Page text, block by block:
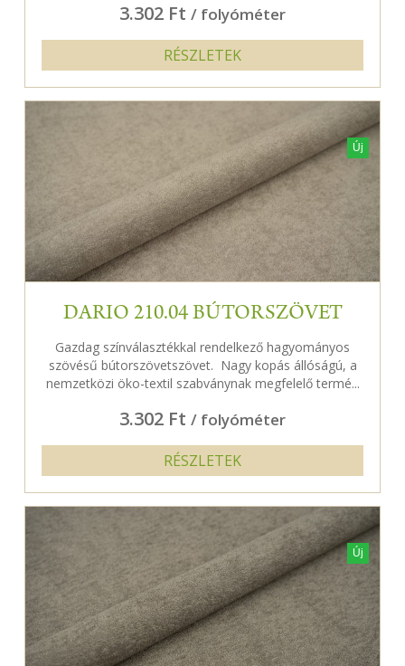
3.302 Ft / folyóméter
RÉSZLETEK
Új
DARIO 210.04 BÚTORSZÖVET
Gazdag színválasztékkal rendelkező hagyományos
szövésű bútorszövetszövet. Nagy kopás állóságú, a
nemzetközi öko-textil szabványnak megfelelő termé...
3.302 Ft / folyóméter
RÉSZLETEK
Új